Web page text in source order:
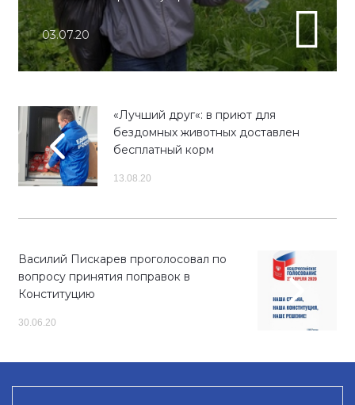
03.07.20
«Лучший друг«: в приют для
бездомных животных доставлен
бесплатный корм
13.08.20
Василий Пискарев проголосовал по
вопросу принятия поправок в
Конституцию
30.06.20